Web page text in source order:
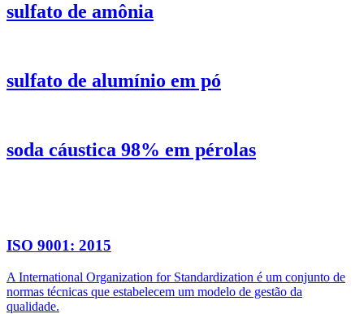
sulfato de amônia
sulfato de alumínio em pó
soda cáustica 98% em pérolas
ISO 9001: 2015
A International Organization for Standardization é um conjunto de
normas técnicas que estabelecem um modelo de gestão da
qualidade.